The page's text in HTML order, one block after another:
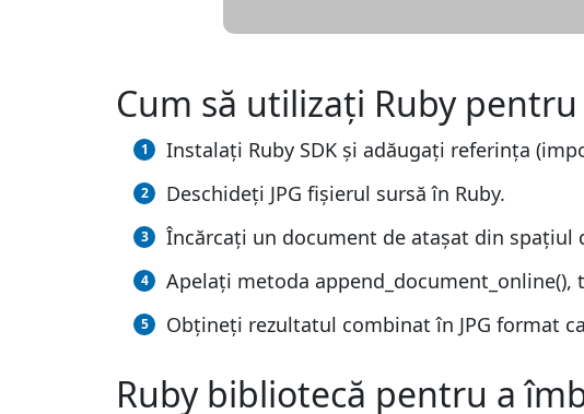
Cum să utilizați Ruby pentru
Instalați Ruby SDK și adăugați referința
Deschideți JPG fișierul sursă în Ruby.
Încărcați un document de atașat din spațiul
Apelați metoda
Obțineți rezultatul combinat în JPG format
Ruby bibliotecă pentru a